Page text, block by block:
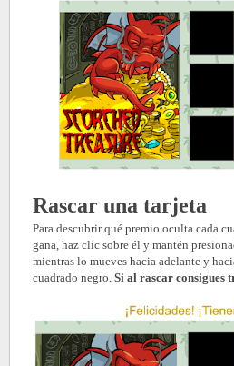
Rascar una tarjeta
Para descubrir qué premio oculta cada
gana, haz clic sobre él y mantén
mientras lo mueves hacia adelante y
cuadrado negro. Si al rascar consigues